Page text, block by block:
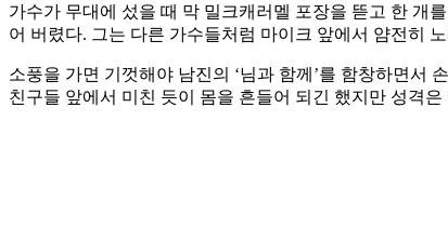
가수가 무대에 섰을 때 막 밀크캐러멜 포장을 뜯고 한 개
어 버렸다. 그는 다른 가수들처럼 마이크 앞에서 얌전히
소풍을 가면 기껏해야 남진의 ‘님과 함께’를 함창하면서
친구들 앞에서 미친 듯이 몸을 흔들어 되긴 했지만 성격